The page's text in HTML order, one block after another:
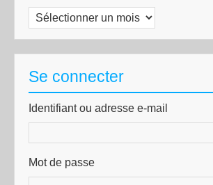
Archives
Se connecter
Identifiant ou adresse e-mail
Mot de passe